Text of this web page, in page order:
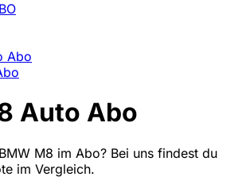
Abo
Auto Abo
M8 im Abo? Bei uns findest du
im Vergleich.